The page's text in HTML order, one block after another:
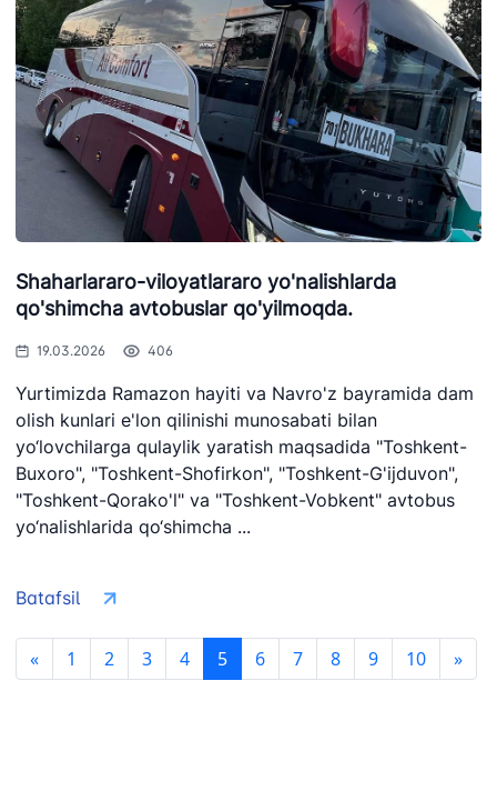
Shaharlararo-viloyatlararo yo'nalishlarda
qo'shimcha avtobuslar qo'yilmoqda.
19.03.2026 406
Yurtimizda Ramazon hayiti va Navro'z bayramida dam
olish kunlari e'lon qilinishi munosabati bilan
yo‘lovchilarga qulaylik yaratish maqsadida "Toshkent-
Buxoro", "Toshkent-Shofirkon", "Toshkent-G'ijduvon",
"Toshkent-Qorako'l" va "Toshkent-Vobkent" avtobus
yo‘nalishlarida qo‘shimcha ...
Batafsil
« 1 2 3 4 5 6 7 8 9 10 »